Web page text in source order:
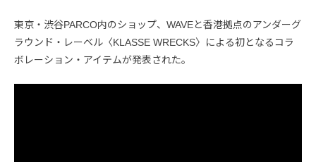
東京・渋谷PARCO内のショップ、WAVEと香港拠点のアンダーグ
ラウンド・レーベル〈KLASSE WRECKS〉による初となるコラ
ボレーション・アイテムが発表された。